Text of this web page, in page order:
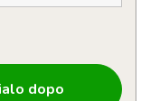
dopo